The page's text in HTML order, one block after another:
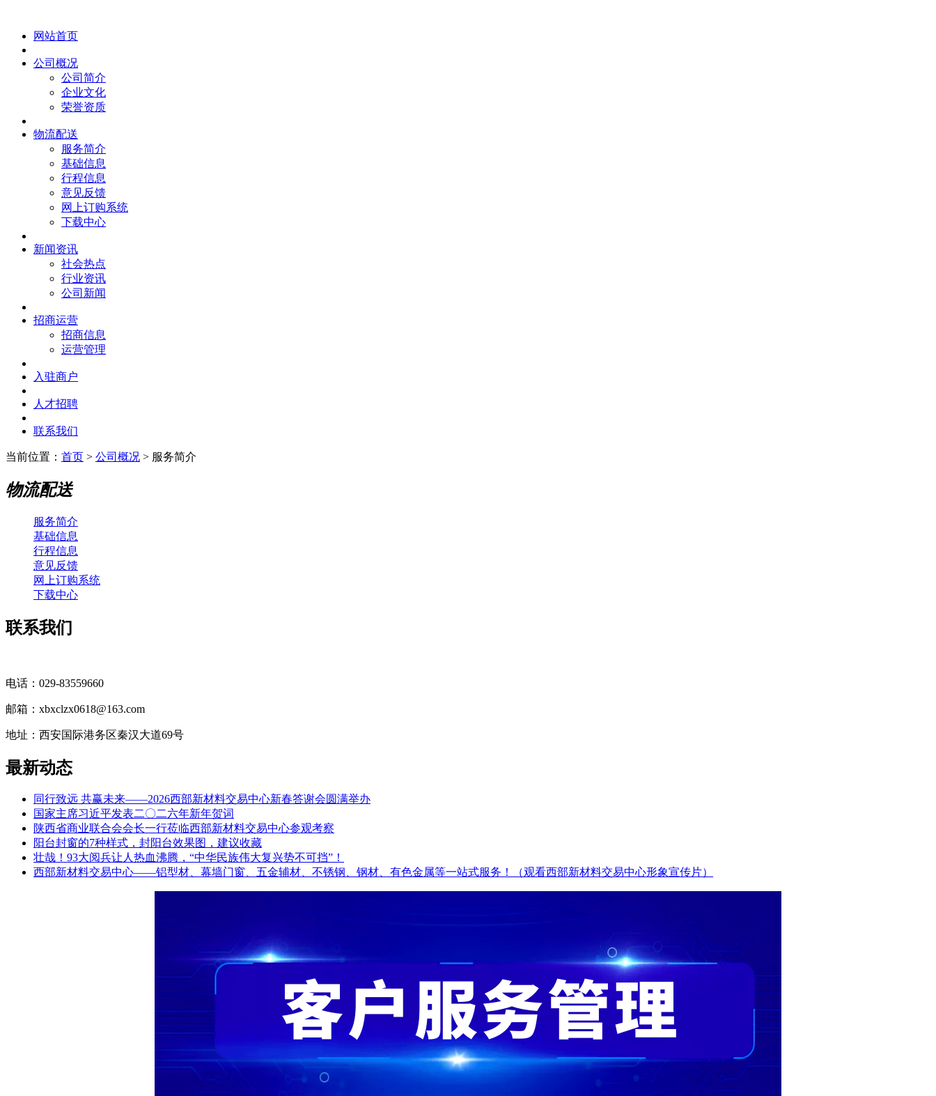
网站首页
公司概况
公司简介
企业文化
荣誉资质
物流配送
服务简介
基础信息
行程信息
意见反馈
网上订购系统
下载中心
新闻资讯
社会热点
行业资讯
公司新闻
招商运营
招商信息
运营管理
入驻商户
人才招聘
联系我们
当前位置： 首页 > 公司概况 > 服务简介
物流配送
服务简介
基础信息
行程信息
意见反馈
网上订购系统
下载中心
联系我们
电话：029-83559660
邮箱：xbxclzx0618@163.com
地址：西安国际港务区秦汉大道69号
最新动态
同行致远 共赢未来——2026西部新材料交易中心新春答谢会圆满举办
国家主席习近平发表二〇二六年新年贺词
陕西省商业联合会会长一行莅临西部新材料交易中心参观考察
阳台封窗的7种样式，封阳台效果图，建议收藏
壮哉！93大阅兵让人热血沸腾，“中华民族伟大复兴势不可挡”！
西部新材料交易中心——铝型材、幕墙门窗、五金辅材、不锈钢、钢材、有色金属等一站式服务！（观看西部新材料交易中心形象宣传片）